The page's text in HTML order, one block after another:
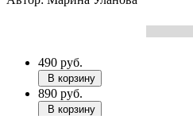
490 руб.
В корзину
890 руб.
В корзину